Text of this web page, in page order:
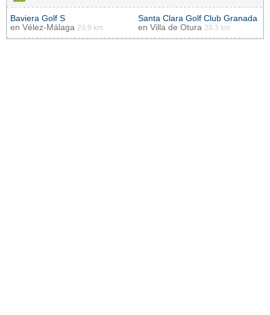
Baviera Golf S
en Vélez-Málaga 23.9 km
Santa Clara Golf Club Granada
en Villa de Otura 28.3 km